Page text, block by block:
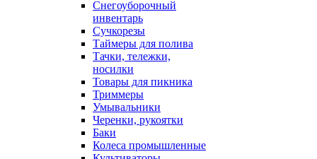
Снегоуборочный
инвентарь
Сучкорезы
Таймеры для полива
Тачки, тележки,
носилки
Товары для пикника
Триммеры
Умывальники
Черенки, рукоятки
Баки
Колеса промышленные